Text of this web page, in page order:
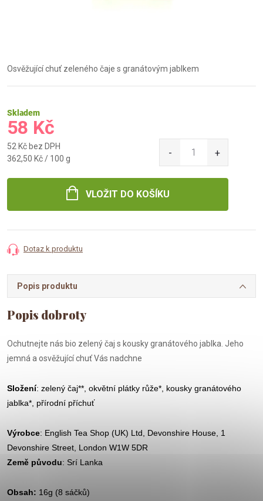
Osvěžující chuť zeleného čaje s granátovým jablkem
Skladem
58 Kč
52 Kč bez DPH
Měrná
362,50 Kč / 100 g
VLOŽIT DO KOŠÍKU
Dotaz k produktu
Popis produktu
Ochutnejte nás bio zelený čaj s kousky granátového jablka. Jeho
jemná a osvěžující chuť Vás nadchne
Složení: zelený čaj**, okvětní plátky růže*, kousky granátového
jablka*, přírodní příchuť
Výrobce: English Tea Shop (UK) Ltd, Devonshire House, 1
Devonshire Street, London W1W 5DR
Země původu: Srí Lanka
Obsah: 16g (8 sáčků)